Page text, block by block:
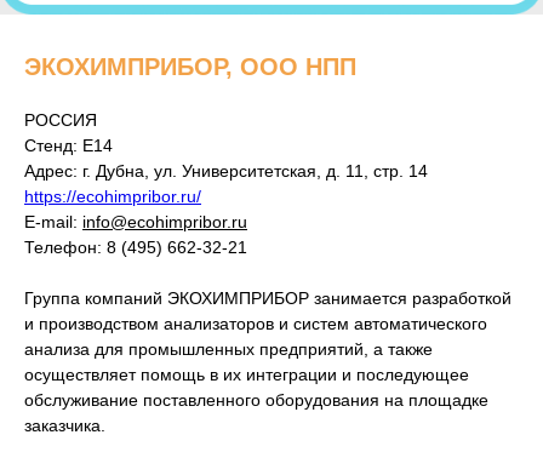
ЭКОХИМПРИБОР, ООО НПП
РОССИЯ
Стенд: E14
Адрес: г. Дубна, ул. Университетская, д. 11, стр. 14
https://ecohimpribor.ru/
E-mail: info@ecohimpribor.ru
Телефон: 8 (495) 662-32-21
Группа компаний ЭКОХИМПРИБОР занимается разработкой
и производством анализаторов и систем автоматического
анализа для промышленных предприятий, а также
осуществляет помощь в их интеграции и последующее
обслуживание поставленного оборудования на площадке
заказчика.